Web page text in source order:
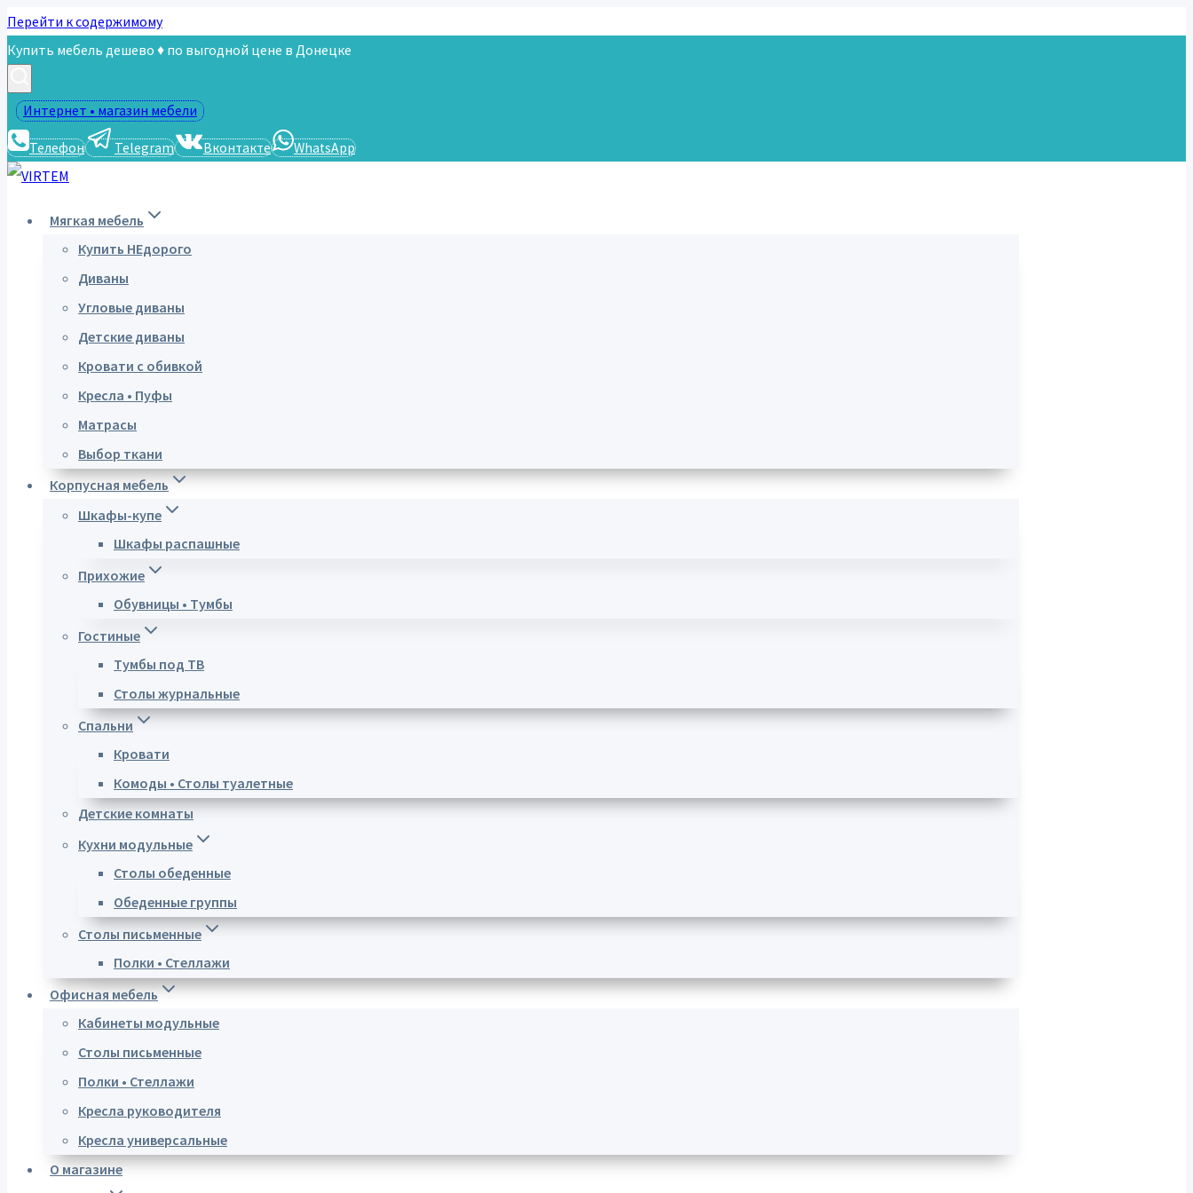
Перейти к содержимому
Купить мебель дешево ♦ по выгодной цене в Донецке
Интернет • магазин мебели
Телефон Telegram Вконтакте WhatsApp
Мягкая мебель
Купить НЕдорого
Диваны
Угловые диваны
Детские диваны
Кровати с обивкой
Кресла • Пуфы
Матрасы
Выбор ткани
Корпусная мебель
Шкафы-купе
Шкафы распашные
Прихожие
Обувницы • Тумбы
Гостиные
Тумбы под ТВ
Столы журнальные
Спальни
Кровати
Комоды • Столы туалетные
Детские комнаты
Кухни модульные
Столы обеденные
Обеденные группы
Столы письменные
Полки • Стеллажи
Офисная мебель
Кабинеты модульные
Столы письменные
Полки • Стеллажи
Кресла руководителя
Кресла универсальные
О магазине